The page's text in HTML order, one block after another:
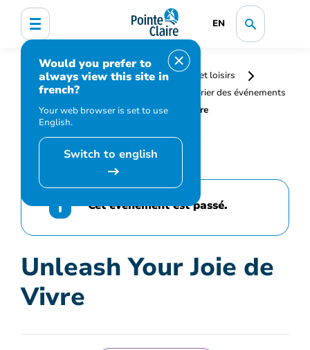
EN
Would you prefer to
always view this site in
french?
Your web browser is set to use
English.
Switch to english
Accueil
Bibliothèque, culture, sports et loisirs
Programmation et inscription
Calendrier des événements
et activités
Unleash Your Joie de Vivre
Cet événement est passé.
Unleash Your Joie de
Vivre